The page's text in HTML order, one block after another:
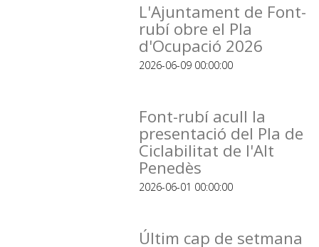
L'Ajuntament de Font-
rubí obre el Pla
d'Ocupació 2026
2026-06-09 00:00:00
Font-rubí acull la
presentació del Pla de
Ciclabilitat de l'Alt
Penedès
2026-06-01 00:00:00
Últim cap de setmana